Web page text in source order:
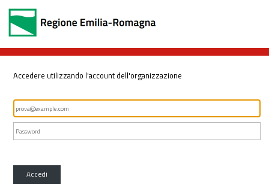
Accedere utilizzando l'account dell'organizzazione
Accedi